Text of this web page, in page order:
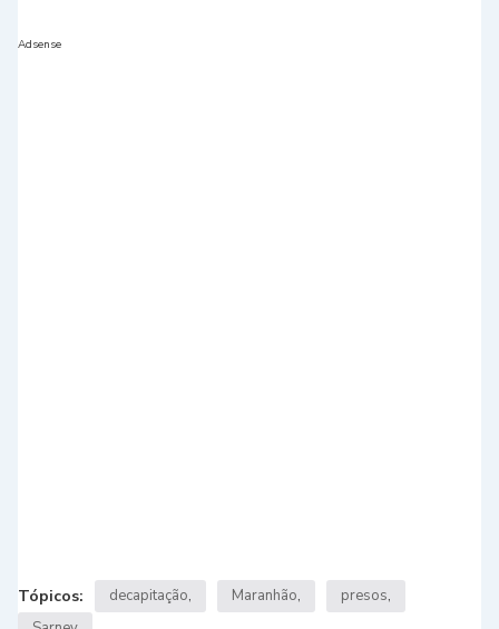
Adsense
Tópicos: decapitação Maranhão
presos